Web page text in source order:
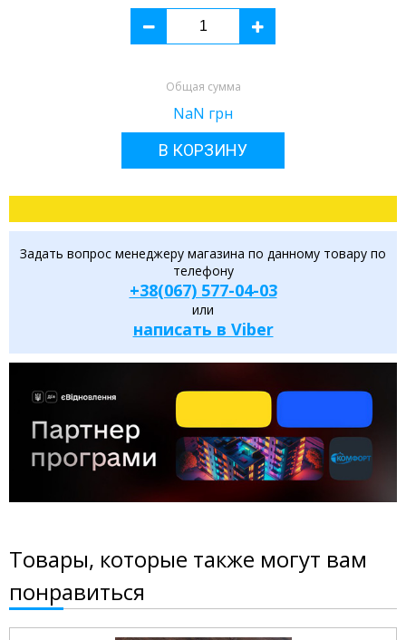
Общая сумма
NaN грн
В КОРЗИНУ
Задать вопрос менеджеру магазина по данному товару по
телефону
+38(067) 577-04-03
или
написать в Viber
Товары, которые также могут вам
понравиться